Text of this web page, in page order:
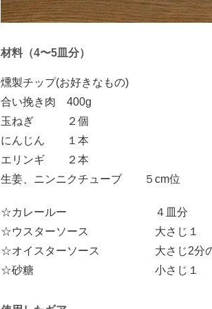
材料（4〜5皿分）
燻製チップ(お好きなもの)
合い挽き肉 400g
玉ねぎ ２個
にんじん １本
エリンギ ２本
生姜、ニンニクチューブ ５cm位
☆カレールー ４皿分
☆ウスターソース 大さじ１
☆オイスターソース 大さじ2分
☆砂糖 小さじ１